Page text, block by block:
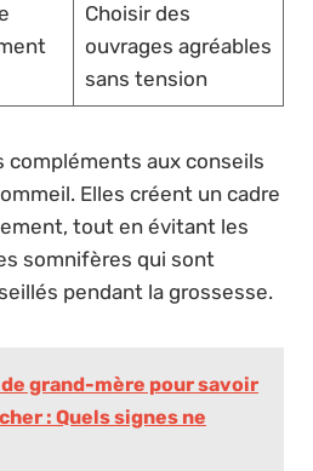
Choisir des
ouvrages agréables
sans tension
compléments aux conseils
Elles créent un cadre
tout en évitant les
somnifères qui sont
pendant la grossesse.
grand-mère pour savoir
: Quels signes ne